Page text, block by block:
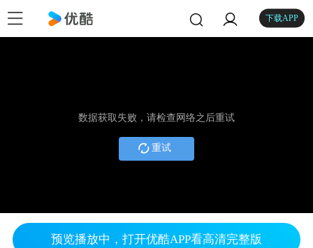
下载APP
数据获取失败，请检查网络之后重试
重试
预览播放中，打开优酷APP看高清完整版